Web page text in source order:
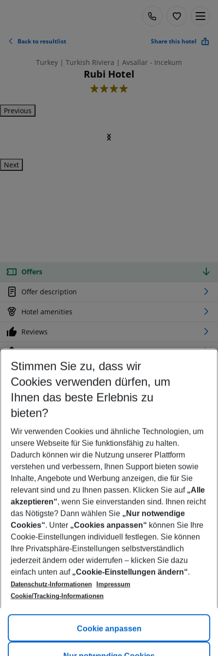
Back to resultlist Share this hotel
Turkey | Turkish Riviera | Avsallar - Incekum
Rubi Hotel
4
Previous
Next
Offers
Offer description
Hotel amenities
Reviews
Location
Customize your offer
Find the perfect deal which suits your best
Your departure airport
Any airport
Select your date range
10/08/26–08/08/27 5-8 nights
Who will travel
2 adults No children
Show more filter
Footer
Footer navigation
Title A
Link A
Stimmen Sie zu, dass wir
Cookies verwenden dürfen, um
Ihnen das beste Erlebnis zu
bieten?
Wir verwenden Cookies und ähnliche Technologien, um
unsere Webseite für Sie funktionsfähig zu halten.
Dadurch können wir die Nutzung unserer Plattform
verstehen und verbessern, Ihnen Support bieten sowie
Inhalte, Angebote und Werbung anzeigen, die für Sie
relevant sind und zu Ihnen passen. Klicken Sie auf „Alle
akzeptieren“, wenn Sie einverstanden sind. Ihnen reicht
das Nötigste? Dann wählen Sie „Nur notwendige
Cookies“. Unter „Cookies anpassen“ können Sie Ihre
Cookie-Einstellungen individuell festlegen. Sie können
Ihre Privatsphäre-Einstellungen selbstverständlich
jederzeit ändern oder widerrufen – klicken Sie dazu
einfach unten auf „Cookie-Einstellungen ändern“.
Datenschutz-Informationen
Impressum
Cookie/Tracking-Informationen
Cookie anpassen